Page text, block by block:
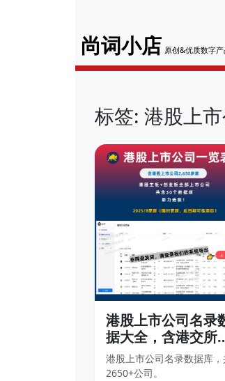
尚词小店 原创&优质数字产
标签: 港股上
港股上市公司名录
据大全，含港交所
板创业板全部
2650+公司，量化选
港股上市公司名录数据库，
2650+公司。